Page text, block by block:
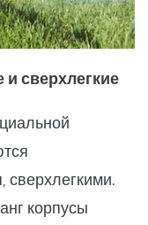
сверхлегкие
сверхлегкими.
корпусы